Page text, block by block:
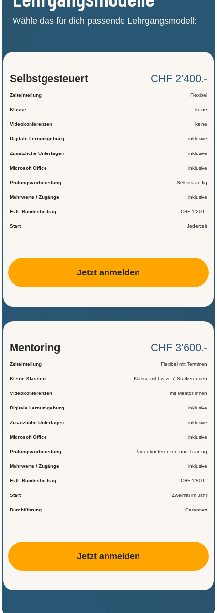
Wähle das für dich passende Lehrgangsmodell:
Selbst­gesteuert CHF 2’400.-
Zeiteinteilung Flexibel
Klasse keine
Videokonferenzen keine
Digitale Lernumgebung inklusive
Zusätzliche Unterlagen inklusive
Microsoft Office inklusive
Prüfungsvorbereitung Selbstständig
Mehrwerte / Zugänge inklusive
Evtl. Bundesbeitrag CHF 1’200.-
Start Jederzeit
Jetzt anmelden
Mentoring CHF 3’600.-
Zeiteinteilung Flexibel mit Terminen
Kleine Klassen Klasse mit bis zu 7 Studierenden
Videokonferenzen mit Mentor:innen
Digitale Lernumgebung inklusive
Zusätzliche Unterlagen inklusive
Microsoft Office inklusive
Prüfungsvorbereitung Videokonferenzen und Training
Mehrwerte / Zugänge inklusive
Evtl. Bundesbeitrag CHF 1’800.-
Start Zweimal im Jahr
Durchführung Garantiert
Jetzt anmelden